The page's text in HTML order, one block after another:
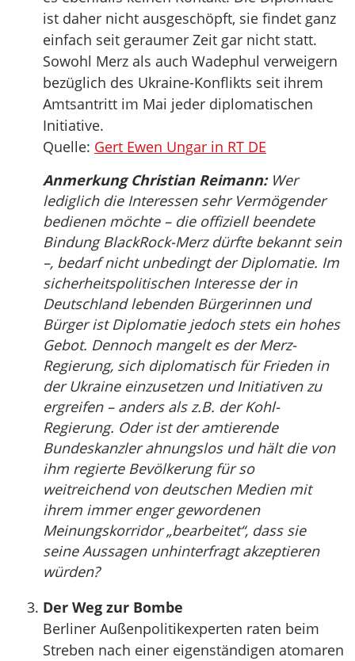
ist daher nicht ausgeschöpft, sie findet ganz
einfach seit geraumer Zeit gar nicht statt.
Sowohl Merz als auch Wadephul verweigern
bezüglich des Ukraine-Konflikts seit ihrem
Amtsantritt im Mai jeder diplomatischen
Initiative.
Quelle: Gert Ewen Ungar in RT DE
Anmerkung Christian Reimann:Wer
lediglich die Interessen sehr Vermögender
bedienen möchte – die offiziell beendete
Bindung BlackRock-Merz dürfte bekannt sein
–, bedarf nicht unbedingt der Diplomatie. Im
sicherheitspolitischen Interesse der in
Deutschland lebenden Bürgerinnen und
Bürger ist Diplomatie jedoch stets ein hohes
Gebot. Dennoch mangelt es der Merz-
Regierung, sich diplomatisch für Frieden in
der Ukraine einzusetzen und Initiativen zu
ergreifen – anders als z.B. der Kohl-
Regierung. Oder ist der amtierende
Bundeskanzler ahnungslos und hält die von
ihm regierte Bevölkerung für so
weitreichend von deutschen Medien mit
ihrem immer enger gewordenen
Meinungskorridor „bearbeitet“, dass sie
seine Aussagen unhinterfragt akzeptieren
würden?
Der Weg zur Bombe
Berliner Außenpolitikexperten raten beim
Streben nach einer eigenständigen atomaren